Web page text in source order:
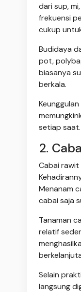
dari sup,
frekuensi
cukup
Budidaya
pot,
biasanya
berkala.
setiap
2.
Cabai rawit
Menanam
cabai saja
Tanaman
relatif
Selain
langsung